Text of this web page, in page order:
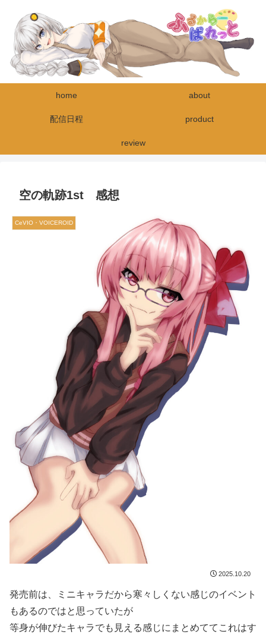
home about
配信日程 product
review
空の軌跡1st 感想
CeVIO・VOICEROID
2025.10.20
発売前は、ミニキャラだから寒々しくない感じのイベント
もあるのではと思っていたが
等身が伸びたキャラでも見える感じにまとめててこれはす